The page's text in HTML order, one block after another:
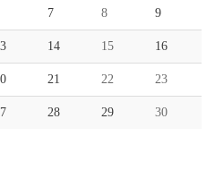
7 8 9
14 15 16
21 22 23
28 29 30